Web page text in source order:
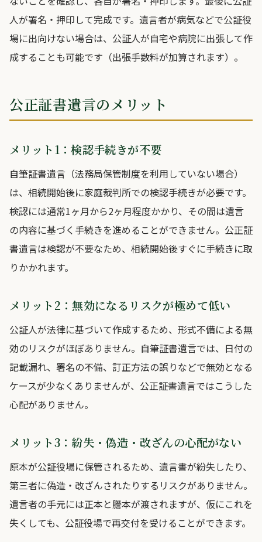
人が署名・押印して完成です。遺言者が病気などで公証役
場に出向けない場合は、公証人が自宅や病院に出張して作
成することも可能です（出張手数料が加算されます）。
公正証書遺言のメリット
メリット1：検認手続きが不要
自筆証書遺言（法務局保管制度を利用していない場合）
は、相続開始後に家庭裁判所での検認手続きが必要です。
検認には通常1ヶ月から2ヶ月程度かかり、その間は遺言
の内容に基づく手続きを進めることができません。公正証
書遺言は検認が不要なため、相続開始後すぐに手続きに取
りかかれます。
メリット2：無効になるリスクが極めて低い
公証人が法律に基づいて作成するため、形式不備による無
効のリスクがほぼありません。自筆証書遺言では、日付の
記載漏れ、署名の不備、訂正方法の誤りなどで無効となる
ケースが少なくありませんが、公正証書遺言ではこうした
心配がありません。
メリット3：紛失・偽造・改ざんの心配がない
原本が公証役場に保管されるため、遺言書が紛失したり、
第三者に偽造・改ざんされたりするリスクがありません。
遺言者の手元には正本と謄本が渡されますが、仮にこれを
失くしても、公証役場で再交付を受けることができます。